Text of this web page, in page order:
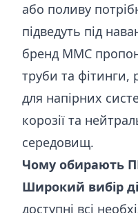
або поливу
підведуть під
бренд MMC
труби та фітинги,
для напірних
корозії та
середовищ.
Чому обирають
Широкий вибір
доступні всі